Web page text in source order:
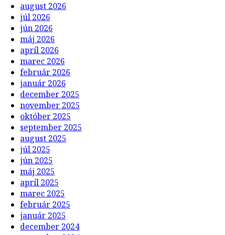
august 2026
júl 2026
jún 2026
máj 2026
apríl 2026
marec 2026
február 2026
január 2026
december 2025
november 2025
október 2025
september 2025
august 2025
júl 2025
jún 2025
máj 2025
apríl 2025
marec 2025
február 2025
január 2025
december 2024